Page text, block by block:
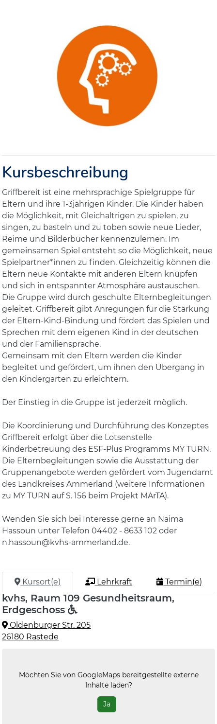
Kursbeschreibung
Griffbereit ist eine mehrsprachige Spielgruppe für
Eltern und ihre 1-3jährigen Kinder. Die Kinder haben
die Möglichkeit, mit Gleichaltrigen zu spielen, zu
singen, zu basteln und zu toben sowie neue Lieder,
Reime und Bilderbücher kennenzulernen. Im
gemeinsamen Spiel entsteht so die Möglichkeit, neue
Spielpartner*innen zu finden. Gleichzeitig können die
Eltern neue Kontakte mit anderen Eltern knüpfen
und sich in entspannter Atmosphäre austauschen.
Die Gruppe wird durch geschulte Elternbegleitungen
geleitet. Griffbereit gibt Anregungen für die Stärkung
der Eltern-Kind-Bindung und fördert das Spielen und
Sprechen mit dem eigenen Kind in der deutschen
und der Familiensprache.
Gemeinsam mit den Eltern werden die Kinder
begleitet und gefördert, um ihnen den Übergang in
den Kindergarten zu erleichtern.
Der Einstieg in die Gruppe ist jederzeit möglich.
Die Koordinierung und Durchführung des Konzeptes
Griffbereit erfolgt über die Lotsenstelle
Kinderbetreuung des ESF-Plus Programms MY TURN.
Die Elternbegleitungen sowie die Ausstattung der
Gruppenangebote werden gefördert vom Jugendamt
des Landkreises Ammerland (weitere Informationen
zu MY TURN auf S. 156 beim Projekt MArTA).
Wenden Sie sich bei Interesse gerne an Naima
Hassoun unter Telefon 04402 - 8633 102 oder
n.hassoun@kvhs-ammerland.de.
Kursort(e) Lehrkraft Termin(e)
kvhs, Raum 109 Gesundheitsraum,
Erdgeschoss
Oldenburger Str. 205
26180 Rastede
Möchten Sie von GoogleMapsbereitgestellte externe
Inhalte laden?
Ja